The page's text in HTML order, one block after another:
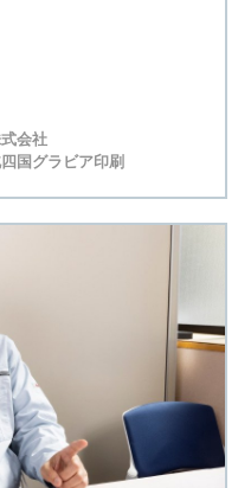
会社
国グラビア印刷